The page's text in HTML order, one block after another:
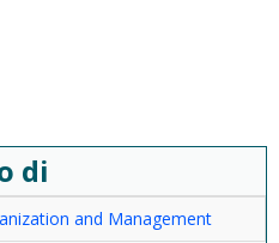
di
and Management